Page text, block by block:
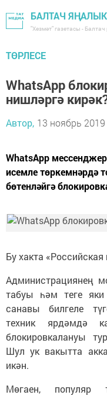
БАЛТАЧ
"Хезмәт" газетасы -
ТӨРЛЕСЕ
WhatsApp
нишләргә
Автор, 13 ноябрь
WhatsApp
исемле төркемнәрдә
бөтенләйгә
Бу хакта «Российская
Администрациянең
табуы һәм теге
санавы билгеле
техник ярдәмдә
блокировкалануы
Шул ук вакытта
икән.
Мөгаен, популяр